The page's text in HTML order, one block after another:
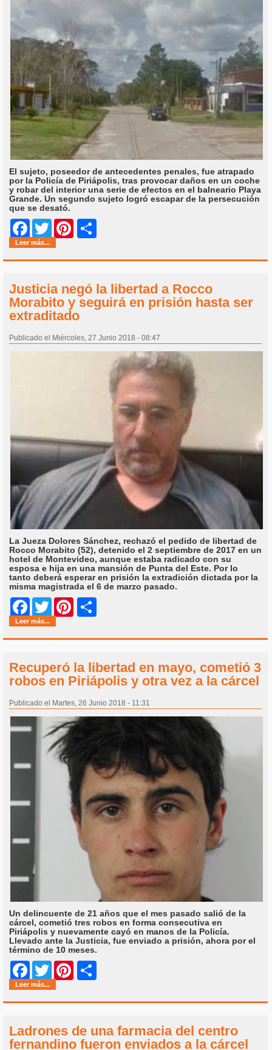
El sujeto, poseedor de antecedentes penales, fue atrapado
por la Policía de Piriápolis, tras provocar daños en un coche
y robar del interior una serie de efectos en el balneario Playa
Grande. Un segundo sujeto logró escapar de la persecución
que se desató.
Facebook
Twitter Pinterest
Leer más...
Justicia negó la libertad a Rocco
Morabito y seguirá en prisión hasta ser
extraditado
Publicado el Miércoles, 27 Junio 2018 - 08:47
La Jueza Dolores Sánchez, rechazó el pedido de libertad de
Rocco Morabito (52), detenido el 2 septiembre de 2017 en un
hotel de Montevideo, aunque estaba radicado con su
esposa e hija en una mansión de Punta del Este. Por lo
tanto deberá esperar en prisión la extradición dictada por la
misma magistrada el 6 de marzo pasado.
Facebook
Twitter Pinterest
Leer más...
Recuperó la libertad en mayo, cometió 3
robos en Piriápolis y otra vez a la cárcel
Publicado el Martes, 26 Junio 2018 - 11:31
Un delincuente de 21 años que el mes pasado salió de la
cárcel, cometió tres robos en forma consecutiva en
Piriápolis y nuevamente cayó en manos de la Policía.
Llevado ante la Justicia, fue enviado a prisión, ahora por el
término de 10 meses.
Facebook
Twitter Pinterest
Leer más...
Ladrones de una farmacia del centro
fernandino fueron enviados a la cárcel